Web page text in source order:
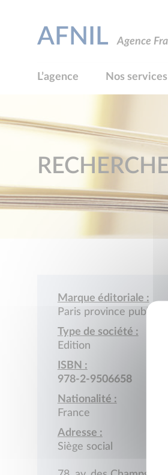
AFNIL Agence
L’agence Nos services
Marque éditoriale :
Paris province publicité
Type de société :
Edition
ISBN :
978-2-9506658
Nationalité :
France
Adresse :
Siège social